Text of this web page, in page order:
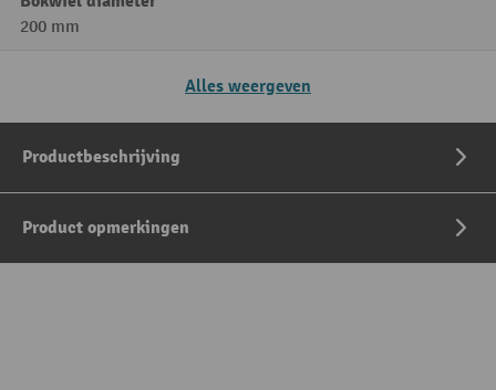
200 mm
Alles weergeven
Productbeschrijving
Product opmerkingen